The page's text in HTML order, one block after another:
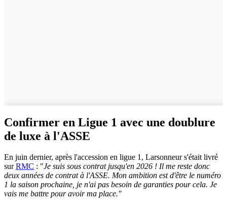
Confirmer en Ligue 1 avec une doublure
de luxe à l'ASSE
En juin dernier, après l'accession en ligue 1, Larsonneur s'était livré
surRMC : "Je suis sous contrat jusqu'en 2026 ! Il me reste donc
deux années de contrat à l'ASSE. Mon ambition est d'être le numéro
1 la saison prochaine, je n'ai pas besoin de garanties pour cela. Je
vais me battre pour avoir ma place."